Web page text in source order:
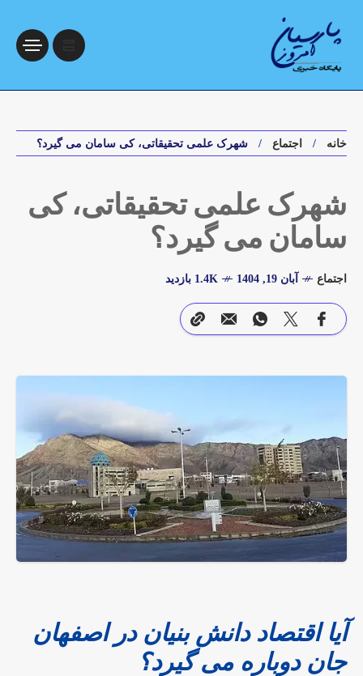
خانه اجتماع شهرک علمی تحقیقاتی، کی سامان می گیرد؟
شهرک علمی تحقیقاتی، کی
سامان می گیرد؟
اجتماع آبان 19, 1404 1.4K بازدید
آیا اقتصاد دانش بنیان در اصفهان
جان دوباره می گیرد؟